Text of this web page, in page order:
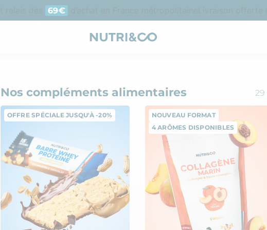
69€ d’achat en France métropolitaine
Nos compléments alimentaires 29
OFFRE SPÉCIALE JUSQU'À -20%
NOUVEAU FORMAT
4 ARÔMES DISPONIBLES